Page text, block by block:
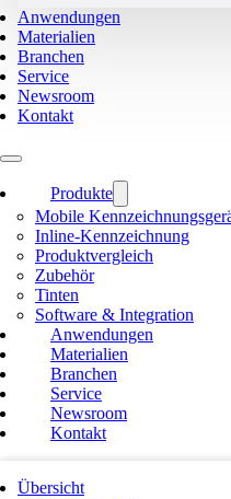
Anwendungen
Materialien
Branchen
Service
Newsroom
Kontakt
Produkte
Mobile
Inline-Kennzeichnung
Produktvergleich
Zubehör
Tinten
Software & Integration
Anwendungen
Materialien
Branchen
Service
Newsroom
Kontakt
Übersicht